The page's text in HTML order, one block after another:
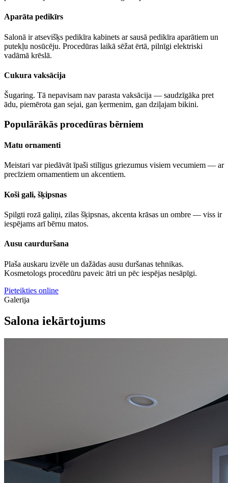
Aparāta pedikīrs
Salonā ir atsevišķs pedikīra kabinets ar sausā pedikīra aparātiem un
putekļu nosūcēju. Procedūras laikā sēžat ērtā, pilnīgi elektriski
vadāmā krēslā.
Cukura vaksācija
Šugaring. Tā nepavisam nav parasta vaksācija — saudzīgāka pret
ādu, piemērota gan sejai, gan ķermenim, gan dziļajam bikini.
Populārākās procedūras bērniem
Matu ornamenti
Meistari var piedāvāt īpaši stilīgus griezumus visiem vecumiem — ar
precīziem ornamentiem un akcentiem.
Koši gali, šķipsnas
Spilgti rozā galiņi, zilas šķipsnas, akcenta krāsas un ombre — viss ir
iespējams arī bērnu matos.
Ausu caurduršana
Plaša auskaru izvēle un dažādas ausu duršanas tehnikas.
Kosmetologs procedūru paveic ātri un pēc iespējas nesāpīgi.
Pieteikties online
Galerija
Salona iekārtojums